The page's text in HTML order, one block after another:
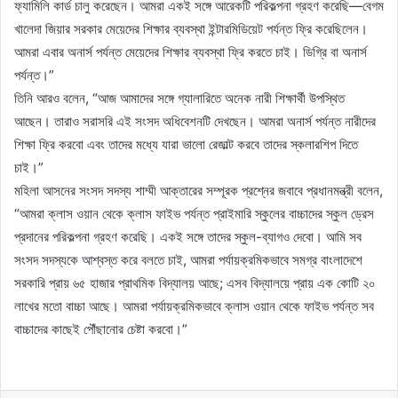
ফ্যামিলি কার্ড চালু করেছেন। আমরা একই সঙ্গে আরেকটি পরিকল্পনা গ্রহণ করেছি—বেগম
খালেদা জিয়ার সরকার মেয়েদের শিক্ষার ব্যবস্থা ইন্টারমিডিয়েট পর্যন্ত ফ্রি করেছিলেন।
আমরা এবার অনার্স পর্যন্ত মেয়েদের শিক্ষার ব্যবস্থা ফ্রি করতে চাই। ডিগ্রি বা অনার্স
পর্যন্ত।”
তিনি আরও বলেন, “আজ আমাদের সঙ্গে গ্যালারিতে অনেক নারী শিক্ষার্থী উপস্থিত
আছেন। তারাও সরাসরি এই সংসদ অধিবেশনটি দেখছেন। আমরা অনার্স পর্যন্ত নারীদের
শিক্ষা ফ্রি করবো এবং তাদের মধ্যে যারা ভালো রেজাল্ট করবে তাদের স্কলারশিপ দিতে
চাই।”
মহিলা আসনের সংসদ সদস্য শাম্মী আক্তারের সম্পূরক প্রশ্নের জবাবে প্রধানমন্ত্রী বলেন,
“আমরা ক্লাস ওয়ান থেকে ক্লাস ফাইভ পর্যন্ত প্রাইমারি স্কুলের বাচ্চাদের স্কুল ড্রেস
প্রদানের পরিকল্পনা গ্রহণ করেছি। একই সঙ্গে তাদের স্কুল-ব্যাগও দেবো। আমি সব
সংসদ সদস্যকে আশ্বস্ত করে বলতে চাই, আমরা পর্যায়ক্রমিকভাবে সমগ্র বাংলাদেশে
সরকারি প্রায় ৬৫ হাজার প্রাথমিক বিদ্যালয় আছে; এসব বিদ্যালয়ে প্রায় এক কোটি ২০
লাখের মতো বাচ্চা আছে। আমরা পর্যায়ক্রমিকভাবে ক্লাস ওয়ান থেকে ফাইভ পর্যন্ত সব
বাচ্চাদের কাছেই পৌঁছানোর চেষ্টা করবো।”